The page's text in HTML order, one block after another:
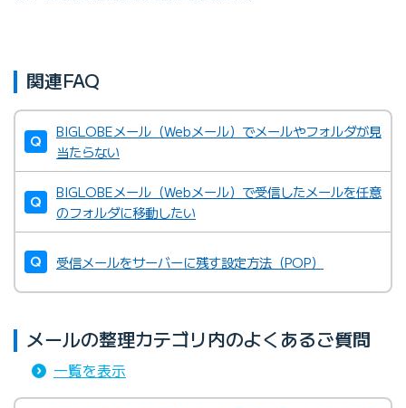
関連FAQ
BIGLOBEメール（Webメール）でメールやフォルダが見
当たらない
BIGLOBEメール（Webメール）で受信したメールを任意
のフォルダに移動したい
受信メールをサーバーに残す設定方法（POP）
メールの整理カテゴリ内のよくあるご質問
一覧を表示